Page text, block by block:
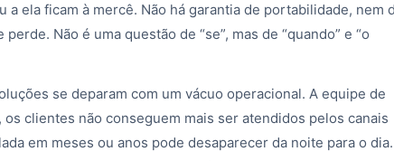
ela ficam à mercê. Não há garantia de portabilidade, nem
Não é uma questão de “se”, mas de “quando” e “o
se deparam com um vácuo operacional. A equipe de
clientes não conseguem mais ser atendidos pelos canais
em meses ou anos pode desaparecer da noite para o dia.